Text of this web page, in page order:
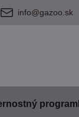
info@gazoo.sk
program